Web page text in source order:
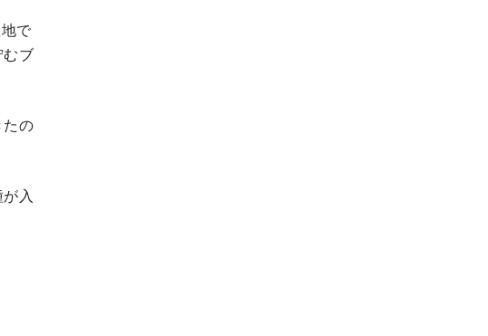
で
むブ
たの
入